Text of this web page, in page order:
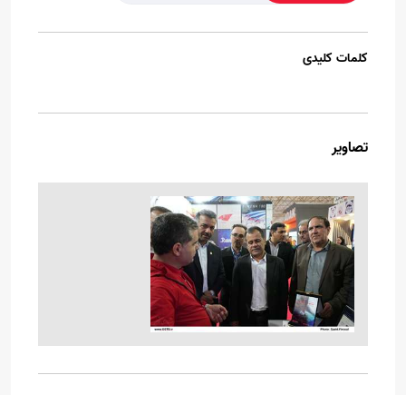
کلمات کلیدی
تصاویر